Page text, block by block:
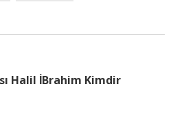
Halil İBrahim Kimdir